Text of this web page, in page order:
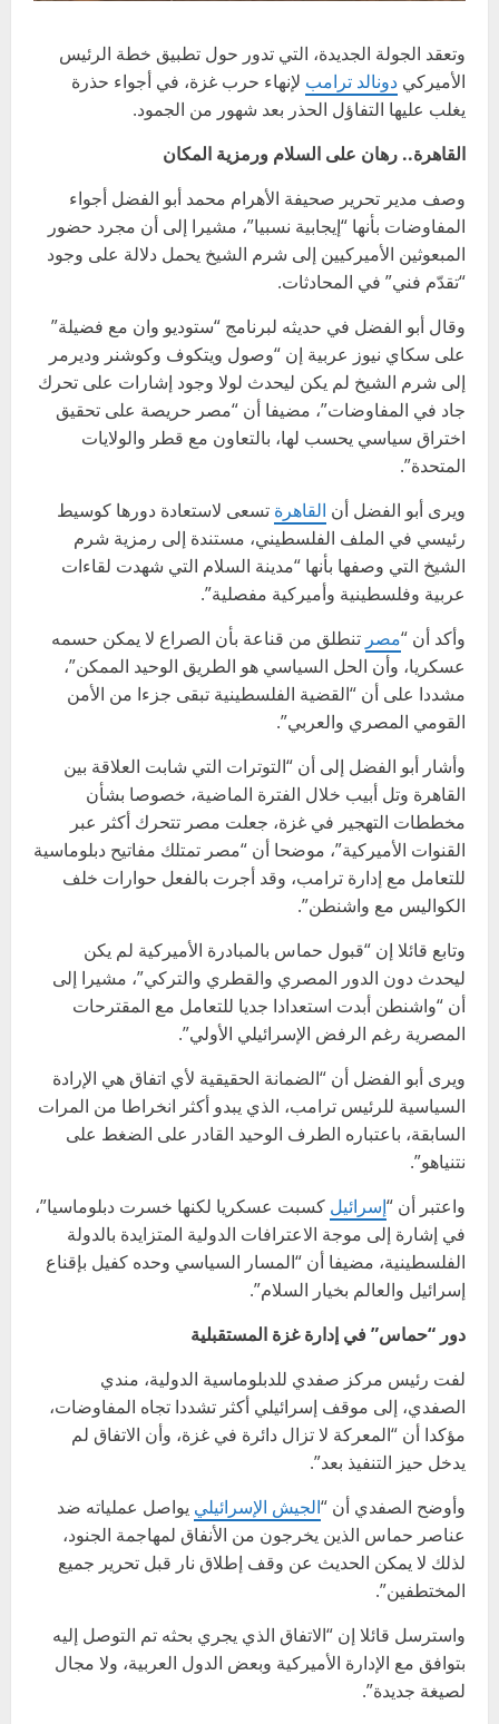
وتعقد الجولة الجديدة، التي تدور حول تطبيق خطة الرئيس
الأميركي دونالد ترامب لإنهاء حرب غزة، في أجواء حذرة
يغلب عليها التفاؤل الحذر بعد شهور من الجمود.
القاهرة.. رهان على السلام ورمزية المكان
وصف مدير تحرير صحيفة الأهرام محمد أبو الفضل أجواء
المفاوضات بأنها “إيجابية نسبيا”، مشيرا إلى أن مجرد حضور
المبعوثين الأميركيين إلى شرم الشيخ يحمل دلالة على وجود
“تقدّم فني” في المحادثات.
وقال أبو الفضل في حديثه لبرنامج “ستوديو وان مع فضيلة”
على سكاي نيوز عربية إن “وصول ويتكوف وكوشنر وديرمر
إلى شرم الشيخ لم يكن ليحدث لولا وجود إشارات على تحرك
جاد في المفاوضات”، مضيفا أن “مصر حريصة على تحقيق
اختراق سياسي يحسب لها، بالتعاون مع قطر والولايات
المتحدة”.
ويرى أبو الفضل أن القاهرة تسعى لاستعادة دورها كوسيط
رئيسي في الملف الفلسطيني، مستندة إلى رمزية شرم
الشيخ التي وصفها بأنها “مدينة السلام التي شهدت لقاءات
عربية وفلسطينية وأميركية مفصلية”.
وأكد أن “مصر تنطلق من قناعة بأن الصراع لا يمكن حسمه
عسكريا، وأن الحل السياسي هو الطريق الوحيد الممكن”،
مشددا على أن “القضية الفلسطينية تبقى جزءا من الأمن
القومي المصري والعربي”.
وأشار أبو الفضل إلى أن “التوترات التي شابت العلاقة بين
القاهرة وتل أبيب خلال الفترة الماضية، خصوصا بشأن
مخططات التهجير في غزة، جعلت مصر تتحرك أكثر عبر
القنوات الأميركية”، موضحا أن “مصر تمتلك مفاتيح دبلوماسية
للتعامل مع إدارة ترامب، وقد أجرت بالفعل حوارات خلف
الكواليس مع واشنطن”.
وتابع قائلا إن “قبول حماس بالمبادرة الأميركية لم يكن
ليحدث دون الدور المصري والقطري والتركي”، مشيرا إلى
أن “واشنطن أبدت استعدادا جديا للتعامل مع المقترحات
المصرية رغم الرفض الإسرائيلي الأولي”.
ويرى أبو الفضل أن “الضمانة الحقيقية لأي اتفاق هي الإرادة
السياسية للرئيس ترامب، الذي يبدو أكثر انخراطا من المرات
السابقة، باعتباره الطرف الوحيد القادر على الضغط على
نتنياهو”.
واعتبر أن “إسرائيل كسبت عسكريا لكنها خسرت دبلوماسيا”،
في إشارة إلى موجة الاعترافات الدولية المتزايدة بالدولة
الفلسطينية، مضيفا أن “المسار السياسي وحده كفيل بإقناع
إسرائيل والعالم بخيار السلام”.
دور “حماس” في إدارة غزة المستقبلية
لفت رئيس مركز صفدي للدبلوماسية الدولية، مندي
الصفدي، إلى موقف إسرائيلي أكثر تشددا تجاه المفاوضات،
مؤكدا أن “المعركة لا تزال دائرة في غزة، وأن الاتفاق لم
يدخل حيز التنفيذ بعد”.
وأوضح الصفدي أن “الجيش الإسرائيلي يواصل عملياته ضد
عناصر حماس الذين يخرجون من الأنفاق لمهاجمة الجنود،
لذلك لا يمكن الحديث عن وقف إطلاق نار قبل تحرير جميع
المختطفين”.
واسترسل قائلا إن “الاتفاق الذي يجري بحثه تم التوصل إليه
بتوافق مع الإدارة الأميركية وبعض الدول العربية، ولا مجال
لصيغة جديدة”.